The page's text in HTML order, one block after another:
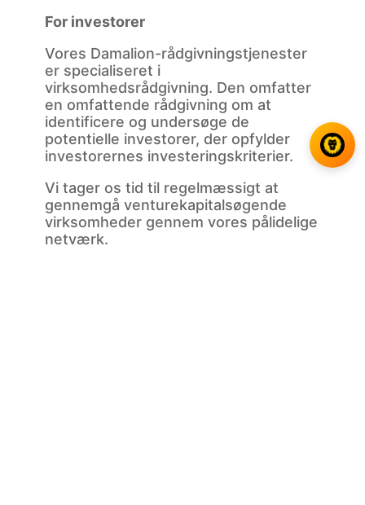
For investorer
Vores Damalion-rådgivningstjenester
er specialiseret i
virksomhedsrådgivning. Den omfatter
en omfattende rådgivning om at
identificere og undersøge de
potentielle investorer, der opfylder
investorernes investeringskriterier.
Vi tager os tid til regelmæssigt at
gennemgå venturekapitalsøgende
virksomheder gennem vores pålidelige
netværk.